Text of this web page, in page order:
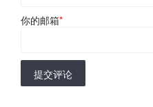
你的邮箱*
提交评论